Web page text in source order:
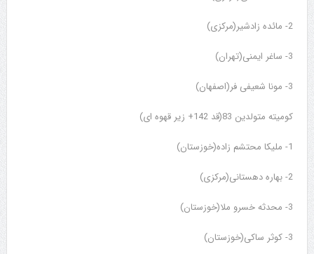
2- مائده زادشیر(مرکزی)
3- ساغر ایمنی(تهران)
3- مونا شعیفی فر(اصفهان)
کومیته متولدین 83(قد 142+ زیر قهوه ای)
1- ملیکا محتشم زاده(خوزستان)
2- بهاره دهستانی(مرکزی)
3- محدثه خسرو ملا(خوزستان)
3- کوثر ساکی(خوزستان)